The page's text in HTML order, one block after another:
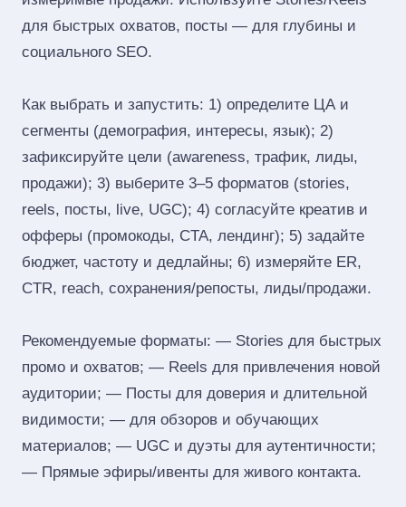
для быстрых охватов, посты — для глубины и
социального SEO.
Как выбрать и запустить: 1) определите ЦА и
сегменты (демография, интересы, язык); 2)
зафиксируйте цели (awareness, трафик, лиды,
продажи); 3) выберите 3–5 форматов (stories,
reels, посты, live, UGC); 4) согласуйте креатив и
офферы (промокоды, CTA, лендинг); 5) задайте
бюджет, частоту и дедлайны; 6) измеряйте ER,
CTR, reach, сохранения/репосты, лиды/продажи.
Рекомендуемые форматы: — Stories для быстрых
промо и охватов; — Reels для привлечения новой
аудитории; — Посты для доверия и длительной
видимости; — для обзоров и обучающих
материалов; — UGC и дуэты для аутентичности;
— Прямые эфиры/ивенты для живого контакта.